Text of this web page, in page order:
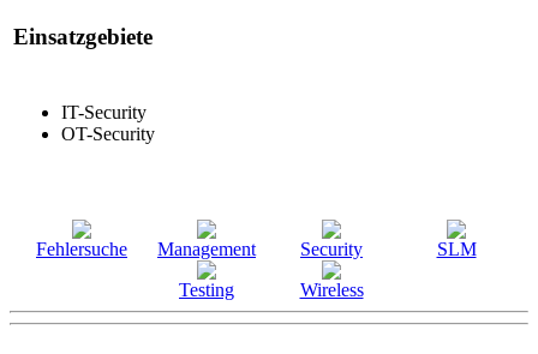
Einsatzgebiete
IT-Security
OT-Security
Fehlersuche Management Security
SLM
Testing
Wireless